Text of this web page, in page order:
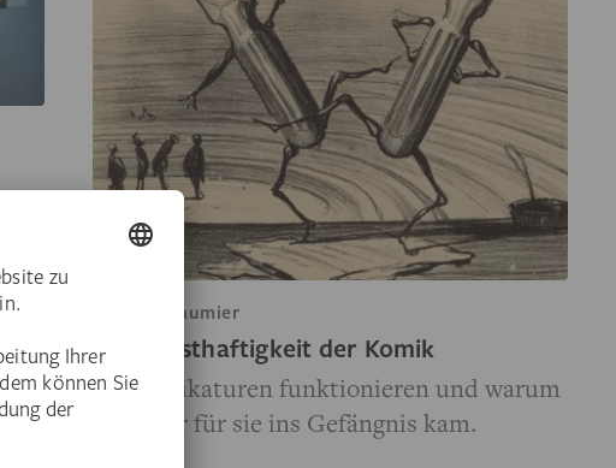
Honoré Daumier
Zur Ernsthaftigkeit der Komik
Wie Karikaturen funktionieren und warum
Daumier für sie ins Gefängnis kam.